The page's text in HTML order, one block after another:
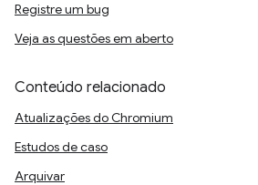
Registre um bug
Veja as questões em aberto
Conteúdo relacionado
Atualizações do Chromium
Estudos de caso
Arquivar